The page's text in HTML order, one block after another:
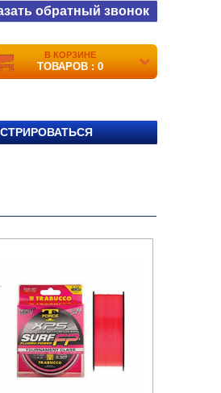
обратный звонок
В КОРЗИНЕ
ТОВАРОВ : 0